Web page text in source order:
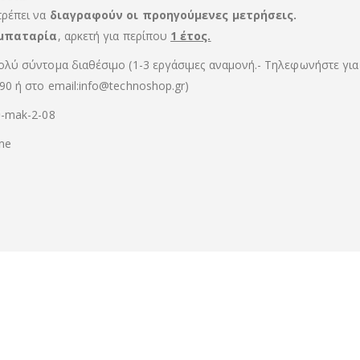
να διαγραφούν οι προηγούμενες μετρήσεις.
, αρκετή για περίπου 1 έτος.
σύντομα διαθέσιμο (1-3 εργάσιμες αναμονή.- Τηλεφωνήστε
ή στο email:info@technoshop.gr)
mak-2-08